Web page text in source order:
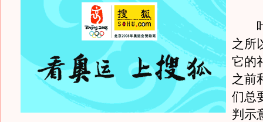
叶
之所
它的
之前
们总
判示